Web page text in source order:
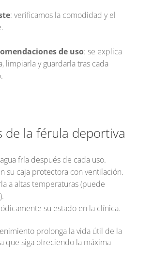
: verificamos la comodidad y el
de uso: se explica
limpiarla y guardarla tras cada
de la férula deportiva
fría después de cada uso.
su caja protectora con ventilación.
a altas temperaturas (puede
su estado en la clínica.
prolonga la vida útil de la
que siga ofreciendo la máxima